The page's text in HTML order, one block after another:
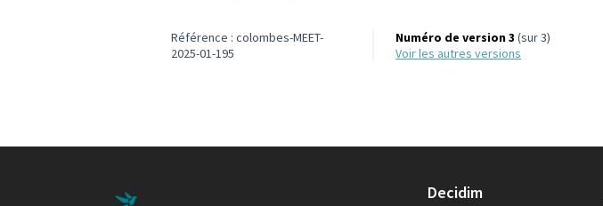
Référence : colombes-MEET-
2025-01-195
Numéro de version 3 (sur 3)
voir les autres versions
Decidim